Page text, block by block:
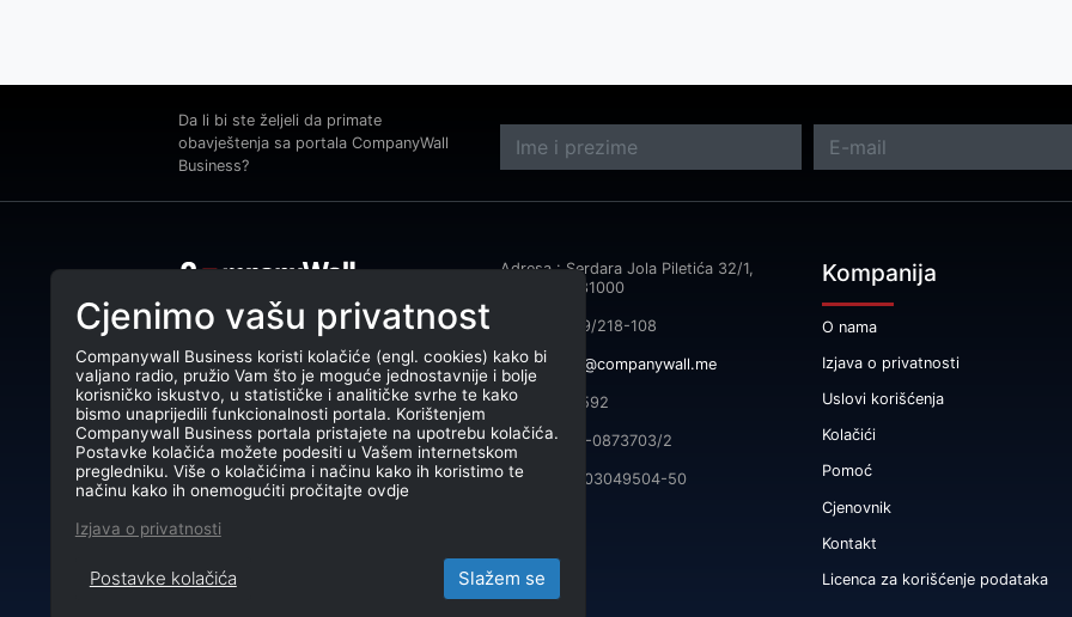
Da li bi ste željeli da primate
obavještenja sa portala CompanyWall
Business?
CompanyWall Business od 2013.
godine pomaže subjektima da
unaprijede poslovanje pronalaženjem i
povezivanjem klijenata
CompanyWall Business © 2026
Adresa : Serdara Jola Piletića 32/1,
Podgorica 81000
Telefon: 069/218-108
E-mail: info@companywall.me
PIB: 03240592
Reg. broj: 5-0873703/2
TR: 555-9003049504-50
Kompanija
O nama
Izjava o privatnosti
Uslovi korišćenja
Kolačići
Pomoć
Cjenovnik
Kontakt
Licenca za korišćenje podataka
Cjenimo vašu privatnost
Companywall Business koristi kolačiće (engl. cookies) kako bi
valjano radio, pružio Vam što je moguće jednostavnije i bolje
korisničko iskustvo, u statističke i analitičke svrhe te kako
bismo unaprijedili funkcionalnosti portala. Korištenjem
Companywall Business portala pristajete na upotrebu kolačića.
Postavke kolačića možete podesiti u Vašem internetskom
pregledniku. Više o kolačićima i načinu kako ih koristimo te
načinu kako ih onemogućiti pročitajte ovdje
Izjava o privatnosti
Postavke kolačića Slažem se